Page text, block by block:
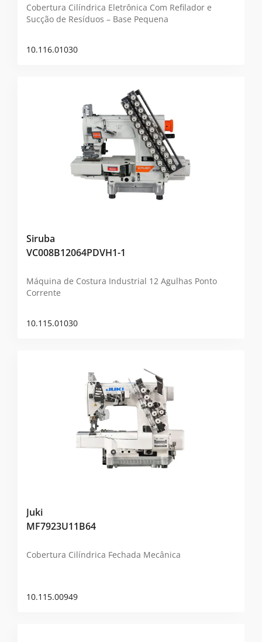
Cobertura Cilíndrica Eletrônica Com Refilador e
Sucção de Resíduos – Base Pequena
10.116.01030
Siruba
VC008B12064PDVH1-1
Máquina de Costura Industrial 12 Agulhas Ponto
Corrente
10.115.01030
Juki
MF7923U11B64
Cobertura Cilíndrica Fechada Mecânica
10.115.00949